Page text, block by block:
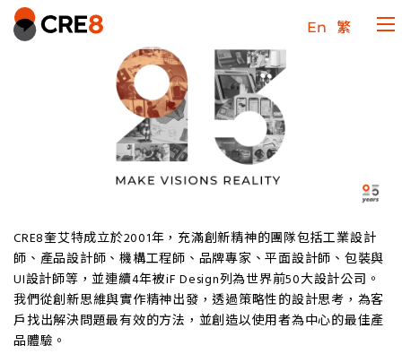
En 繁
CRE8奎艾特成立於2001年，充滿創新精神的團隊包括工業設計
師、產品設計師、機構工程師、品牌專家、平面設計師、包裝與
UI設計師等，並連續4年被iF Design列為世界前50大設計公司。
我們從創新思維與實作精神出發，透過策略性的設計思考，為客
戶找出解決問題最有效的方法，並創造以使用者為中心的最佳產
品體驗。